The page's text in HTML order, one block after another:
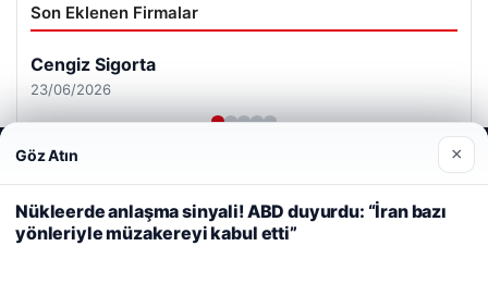
Son Eklenen Firmalar
Cengiz Sigorta
23/06/2026
Web sitemizi nasıl kullandığınızı daha iyi anlayabilmek,
deneyiminizi kişiselleştirmek ve geliştirmek amacıyla çerezler
kullanıyoruz.
Çerez Politikamız
Reddet Kabul Et
Göz Atın ×
Nükleerde anlaşma sinyali! ABD duyurdu: “İran bazı
yönleriyle müzakereyi kabul etti”